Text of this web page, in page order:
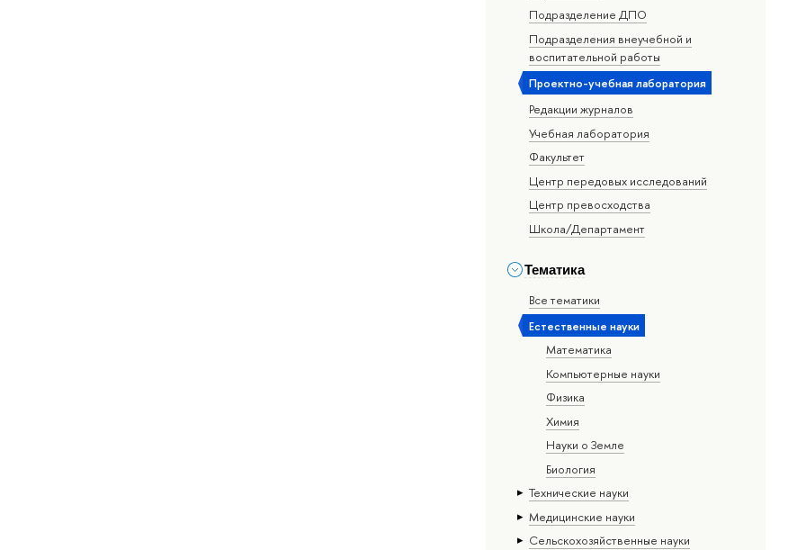
Подразделение ДПО
Подразделения внеучебной и
воспитательной работы
Проектно-учебная лаборатория
Редакции журналов
Учебная лаборатория
Факультет
Центр передовых исследований
Центр превосходства
Школа/Департамент
Тематика
Все тематики
Естественные науки
Математика
Компьютерные науки
Физика
Химия
Науки о Земле
Биология
Тех­ничес­кие науки
Медицинские науки
Сельскохозяйственные науки